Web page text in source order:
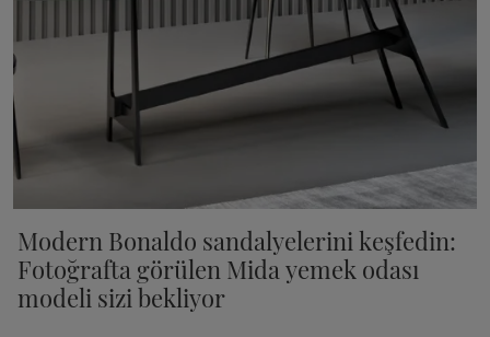
Modern Bonaldo sandalyelerini keşfedin:
Fotoğrafta görülen Mida yemek odası
modeli sizi bekliyor